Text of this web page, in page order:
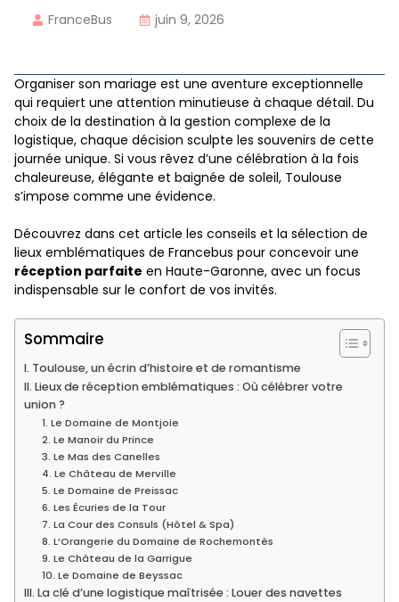
FranceBus juin 9, 2026
Organiser son mariage est une aventure exceptionnelle
qui requiert une attention minutieuse à chaque détail. Du
choix de la destination à la gestion complexe de la
logistique, chaque décision sculpte les souvenirs de cette
journée unique. Si vous rêvez d’une célébration à la fois
chaleureuse, élégante et baignée de soleil, Toulouse
s’impose comme une évidence.
Découvrez dans cet article les conseils et la sélection de
lieux emblématiques de Francebus pour concevoir une
réception parfaite en Haute-Garonne, avec un focus
indispensable sur le confort de vos invités.
Sommaire
I. Toulouse, un écrin d’histoire et de romantisme
II. Lieux de réception emblématiques : Où célébrer votre
union ?
1. Le Domaine de Montjoie
2. Le Manoir du Prince
3. Le Mas des Canelles
4. Le Château de Merville
5. Le Domaine de Preissac
6. Les Écuries de la Tour
7. La Cour des Consuls (Hôtel & Spa)
8. L’Orangerie du Domaine de Rochemontès
9. Le Château de la Garrigue
10. Le Domaine de Beyssac
III. La clé d’une logistique maîtrisée : Louer des navettes